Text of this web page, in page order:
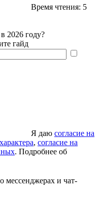
Время чтения: 5
2026 году?
гайд
Я даю согласие на
, согласие на
. Подробнее об
и чат-